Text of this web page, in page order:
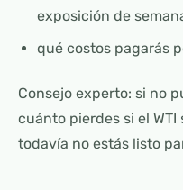
exposición de
qué costos pagarás
Consejo experto: si no
cuánto pierdes si el WTI
todavía no estás listo